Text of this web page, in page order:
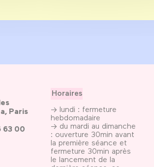
Paris
63 00
Horaires
→ lundi : fermeture
hebdomadaire
→ du mardi au dimanche
: ouverture 30min avant
la première séance et
fermeture 30min après
le lancement de la